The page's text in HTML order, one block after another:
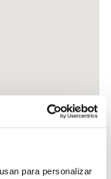
para personalizar